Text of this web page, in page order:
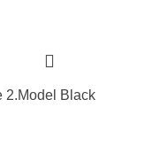
2.Model Black